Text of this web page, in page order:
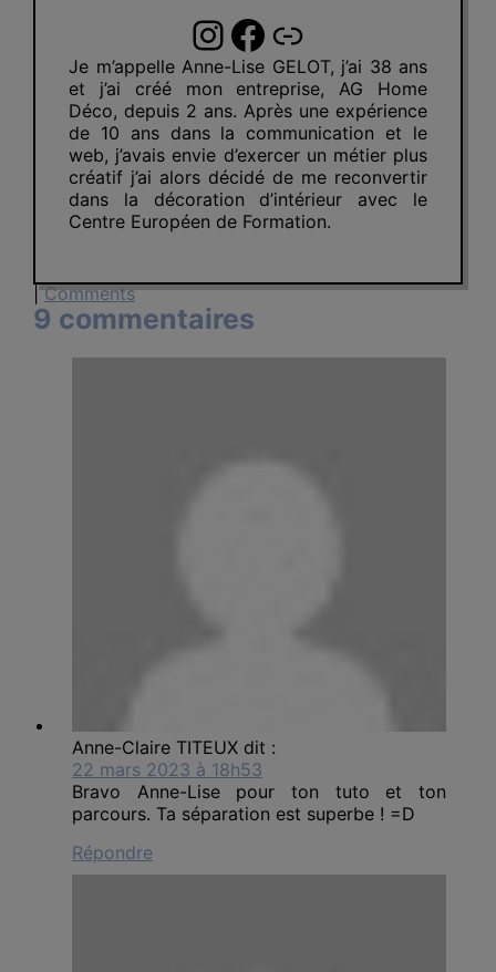
Instagram
Facebook
Lien
Je m’appelle Anne-Lise GELOT, j’ai 38 ans
et j’ai créé mon entreprise, AG Home
Déco, depuis 2 ans. Après une expérience
de 10 ans dans la communication et le
web, j’avais envie d’exercer un métier plus
créatif j’ai alors décidé de me reconvertir
dans la décoration d’intérieur avec le
Centre Européen de Formation.
Comments
9 commentaires
Anne-Claire TITEUX dit :
22 mars 2023 à 18h53
Bravo Anne-Lise pour ton tuto et ton
parcours. Ta séparation est superbe ! =D
Répondre